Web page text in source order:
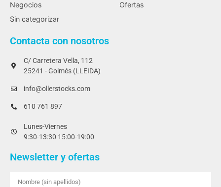
Negocios
Ofertas
Sin categorizar
Contacta con nosotros
C/ Carretera Vella, 112
25241 - Golmés (LLEIDA)
info@ollerstocks.com
610 761 897
Lunes-Viernes
9:30-13:30 15:00-19:00
Newsletter y ofertas